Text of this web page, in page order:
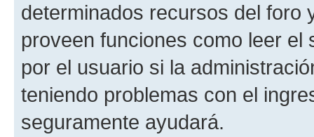
determinados recursos del foro
proveen funciones como leer el
por el usuario si la
teniendo problemas con el
seguramente ayudará.